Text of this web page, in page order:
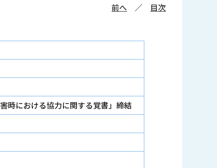
前へ ／ 目次
時における協力に関する覚書」締結